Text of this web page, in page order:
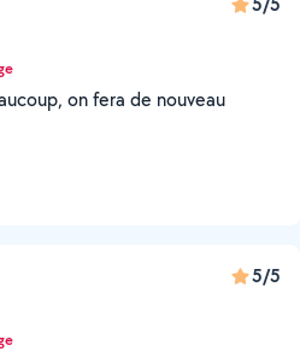
on fera de nouveau
5/5